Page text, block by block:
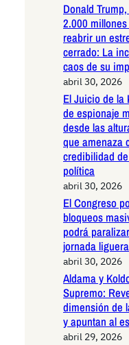
Donald
2.000
reabrir un
cerrado: La
caos de su
abril 30, 2026
El Juicio de la
de espionaje
desde las
que amenaza
credibilidad
política
abril 30, 2026
El Congreso
bloqueos
podrá
jornada liguera
abril 30, 2026
Aldama y
Supremo:
dimensión de
y apuntan al
abril 29, 2026